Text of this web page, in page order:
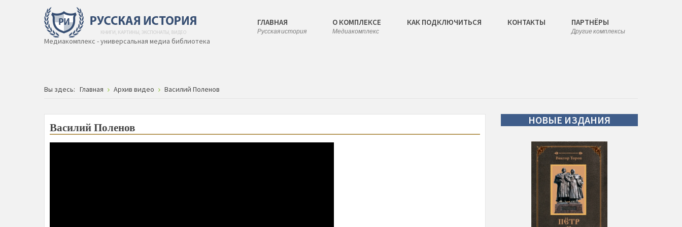
Медиакомплекс - универсальная медиа библиотека
ГЛАВНАЯ
Русская история
О КОМПЛЕКСЕ
Медиакомплекс
КАК ПОДКЛЮЧИТЬСЯ КОНТАКТЫ ПАРТНЁРЫ
Другие комплексы
Вы здесь: Главная Архив видео Василий Поленов
Василий Поленов
НОВЫЕ ИЗДАНИЯ